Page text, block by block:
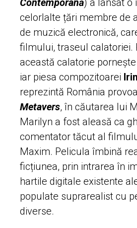
celorlalte țări membre de
de muzică electronică,
filmului, traseul calatoriei.
această calatorie
iar piesa compozitoarei
reprezintă România
Metavers, în căutarea lui
Marilyn a fost aleasă ca
comentator tăcut al
Maxim. Pelicula îmbină
ficțiunea, prin intrarea în
hartile digitale existente
populate suprarealist cu
diverse.